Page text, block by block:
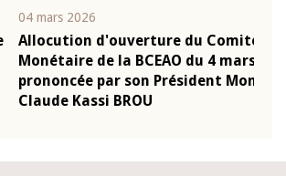
du Comité de Politique
la BCEAO du 4 mars 2026,
son Président Monsieur Jean-
BROU